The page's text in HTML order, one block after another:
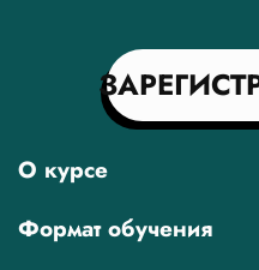
О курсе
Формат обучения